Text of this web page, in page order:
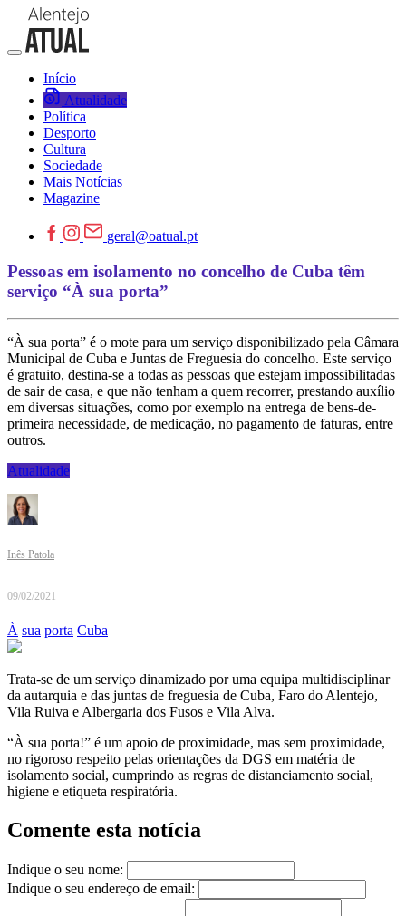
Início
Atualidade
Política
Desporto
Cultura
Sociedade
Mais Notícias
Magazine
geral@oatual.pt
Pessoas em isolamento no concelho de Cuba têm
serviço “À sua porta”
“À sua porta” é o mote para um serviço disponibilizado pela Câmara
Municipal de Cuba e Juntas de Freguesia do concelho. Este serviço
é gratuito, destina-se a todas as pessoas que estejam impossibilitadas
de sair de casa, e que não tenham a quem recorrer, prestando auxílio
em diversas situações, como por exemplo na entrega de bens-de-
primeira necessidade, de medicação, no pagamento de faturas, entre
outros.
Atualidade
Inês Patola
09/02/2021
À sua porta Cuba
Trata-se de um serviço dinamizado por uma equipa multidisciplinar
da autarquia e das juntas de freguesia de Cuba, Faro do Alentejo,
Vila Ruiva e Albergaria dos Fusos e Vila Alva.
“À sua porta!” é um apoio de proximidade, mas sem proximidade,
no rigoroso respeito pelas orientações da DGS em matéria de
isolamento social, cumprindo as regras de distanciamento social,
higiene e etiqueta respiratória.
Comente esta notícia
Indique o seu nome:
Indique o seu endereço de email: